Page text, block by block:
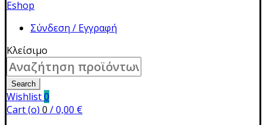
Σύνδεση / Εγγραφή
Κλείσιμο
Search
for:
Search
Wishlist0
Cart (o) 0 /0,00 €